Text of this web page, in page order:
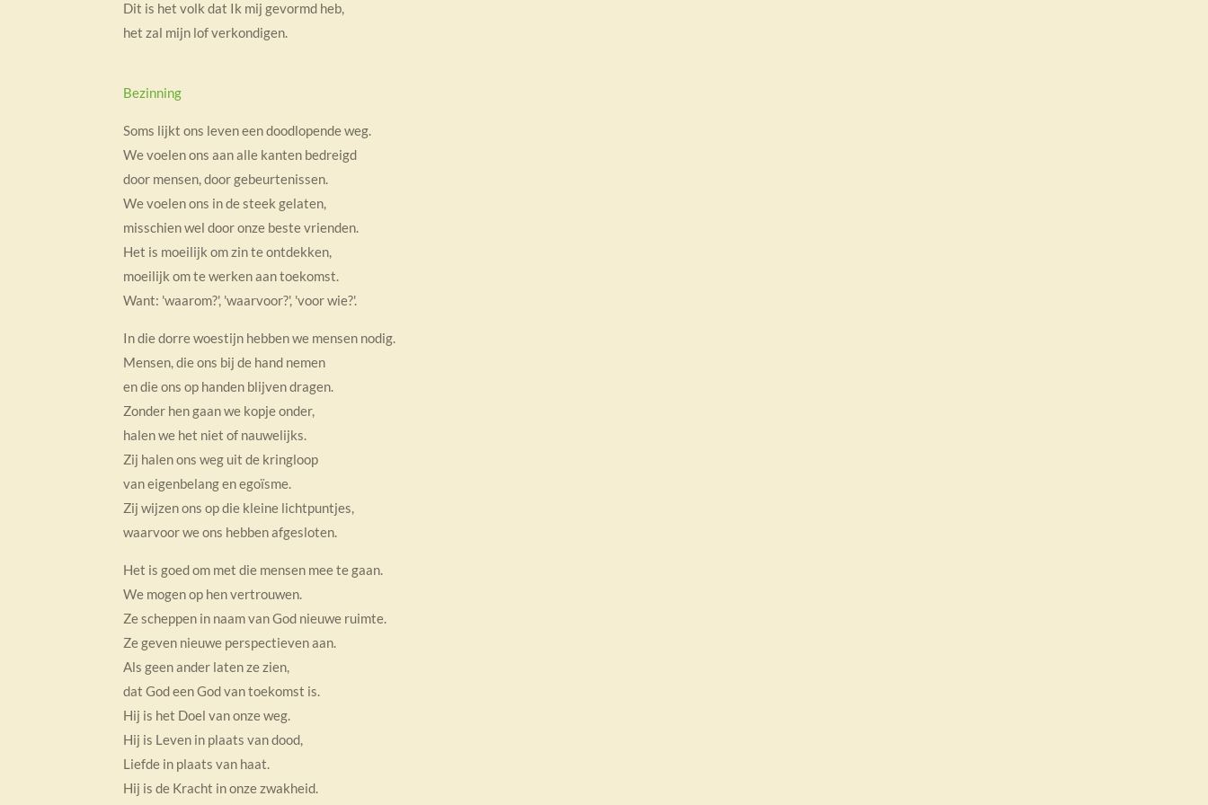
Dit is het volk dat Ik mij gevormd heb,
het zal mijn lof verkondigen.
Bezinning
Soms lijkt ons leven een doodlopende weg.
We voelen ons aan alle kanten bedreigd
door mensen, door gebeurtenissen.
We voelen ons in de steek gelaten,
misschien wel door onze beste vrienden.
Het is moeilijk om zin te ontdekken,
moeilijk om te werken aan toekomst.
Want: 'waarom?', 'waarvoor?', 'voor wie?'.
In die dorre woestijn hebben we mensen nodig.
Mensen, die ons bij de hand nemen
en die ons op handen blijven dragen.
Zonder hen gaan we kopje onder,
halen we het niet of nauwelijks.
Zij halen ons weg uit de kringloop
van eigenbelang en egoïsme.
Zij wijzen ons op die kleine lichtpuntjes,
waarvoor we ons hebben afgesloten.
Het is goed om met die mensen mee te gaan.
We mogen op hen vertrouwen.
Ze scheppen in naam van God nieuwe ruimte.
Ze geven nieuwe perspectieven aan.
Als geen ander laten ze zien,
dat God een God van toekomst is.
Hij is het Doel van onze weg.
Hij is Leven in plaats van dood,
Liefde in plaats van haat.
Hij is de Kracht in onze zwakheid.